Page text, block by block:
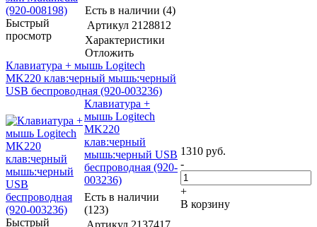
Быстрый
просмотр
Есть в наличии (4)
Артикул 2128812
Характеристики
Отложить
Клавиатура + мышь Logitech
MK220 клав:черный мышь:черный
USB беспроводная (920-003236)
Быстрый
Клавиатура +
мышь Logitech
MK220
клав:черный
мышь:черный USB
беспроводная (920-
003236)
Есть в наличии
(123)
Артикул 2137417
1310 руб.
-
+
В корзину